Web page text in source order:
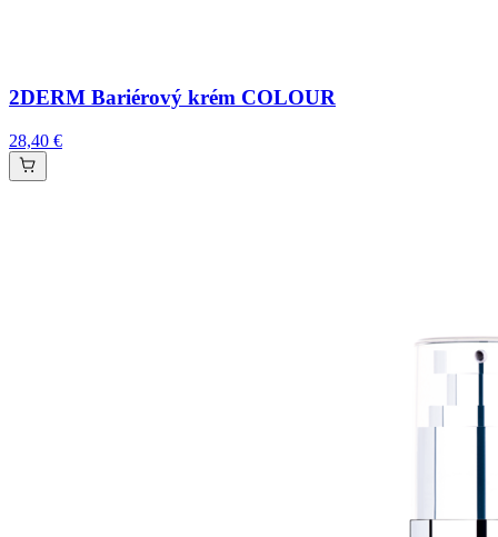
2DERM Bariérový krém COLOUR
28,40 €